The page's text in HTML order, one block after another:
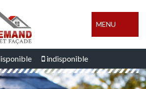
MENU
indisponible